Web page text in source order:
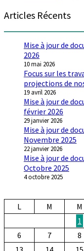
Articles Récents
Mise à jour de
2026
10 mai 2026
Focus sur les
projections de
19 avril 2026
Mise à jour de
février 2026
29 janvier 2026
Mise à jour de
Novembre 2025
22 janvier 2026
Mise à jour de
Octobre 2025
4 octobre 2025
L
M M
1
6
7 8